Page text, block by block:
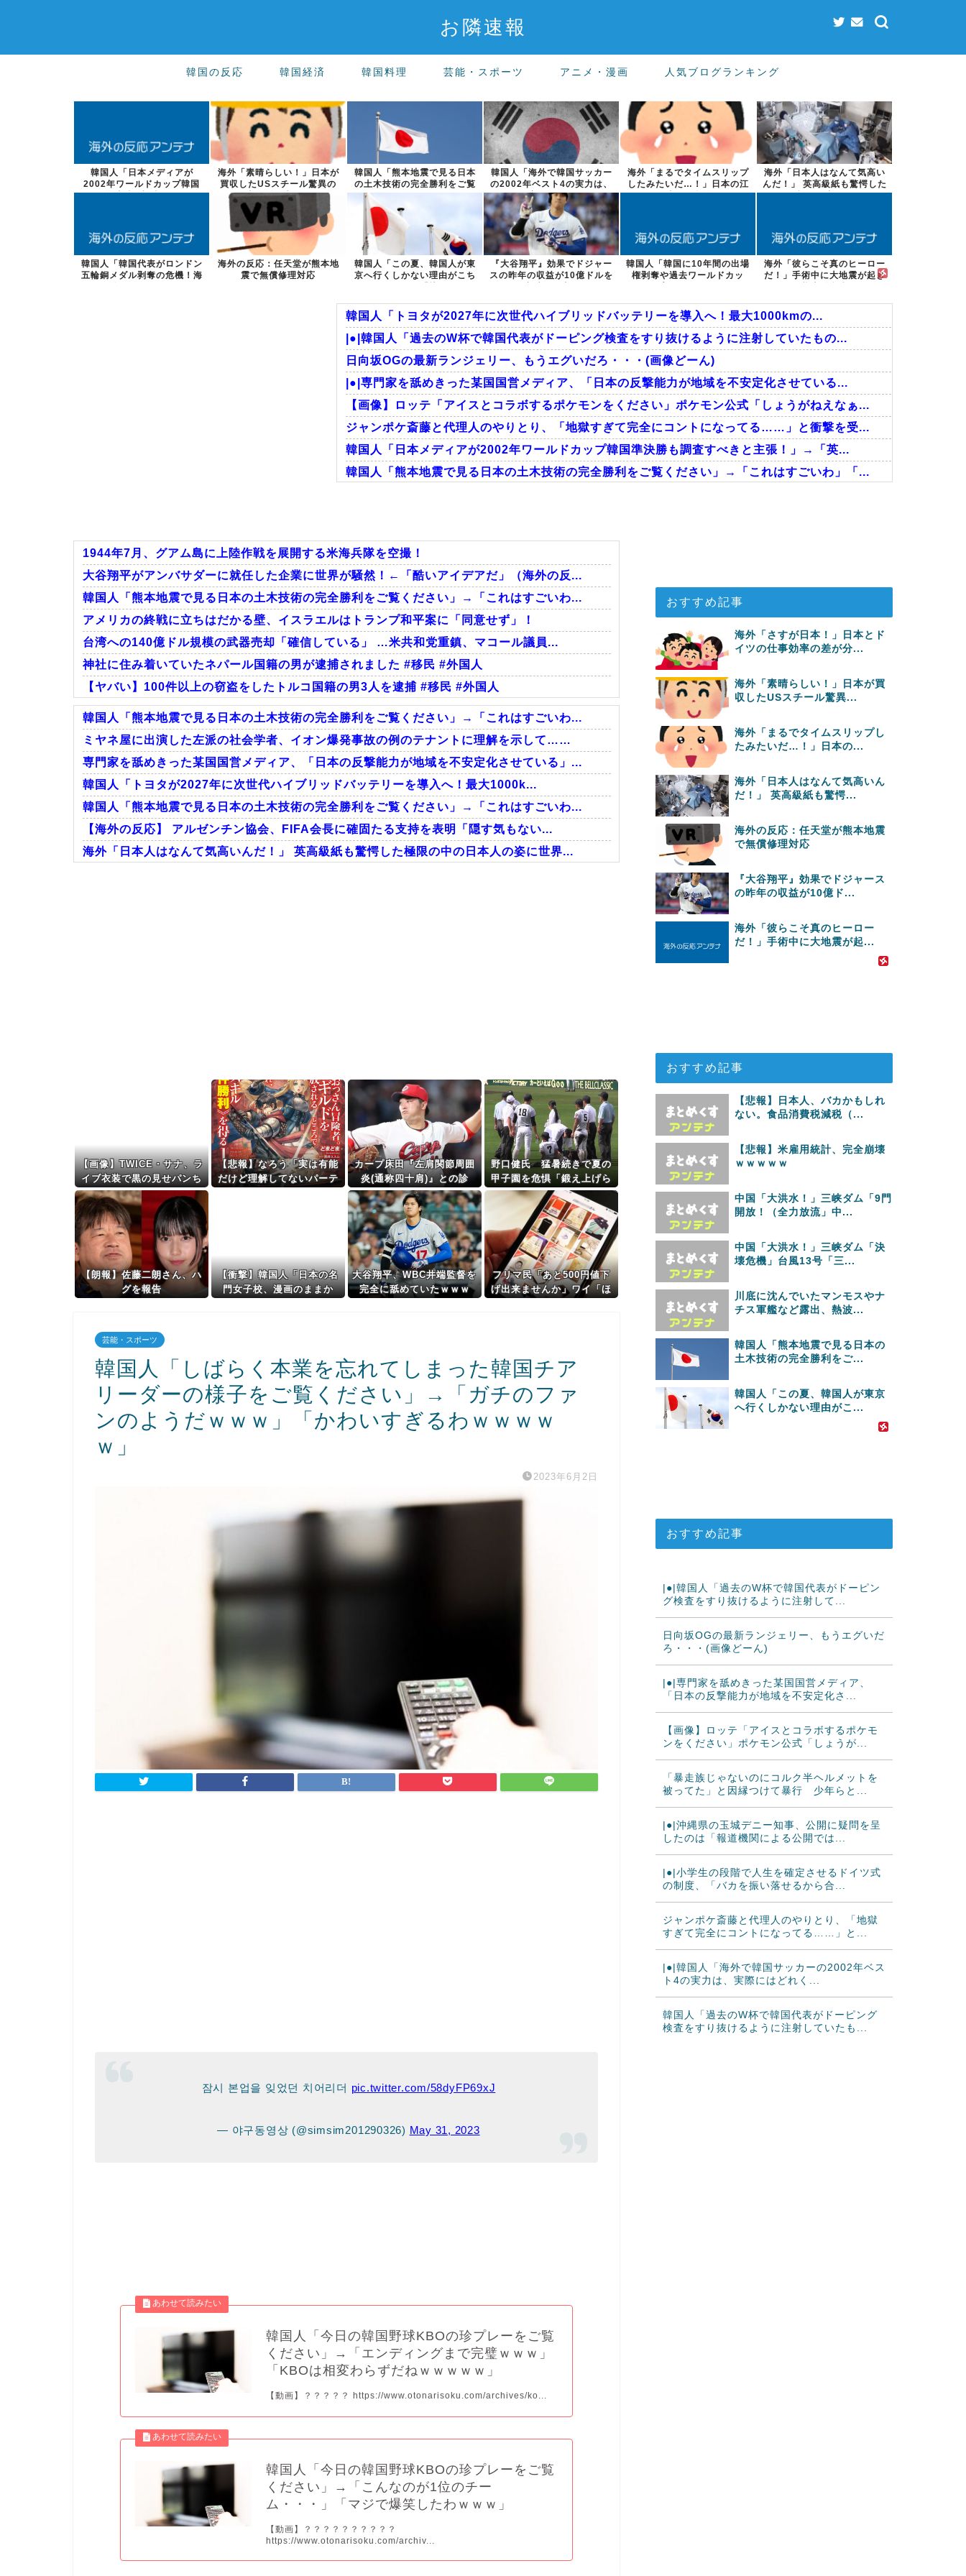
お隣速報
韓国の反応 韓国経済 韓国料理 芸能・スポーツ アニメ・漫画 人気ブログランキング
韓国人「日本メディアが
2002年ワールドカップ韓国
準決勝も調査す...
海外「素晴らしい！」日本が
買収したUSスチール驚異の
大復活に米国...
韓国人「熊本地震で見る日本
の土木技術の完全勝利をご覧
ください」→...
韓国人「海外で韓国サッカー
の2002年ベスト4の実力は、
実際には...
海外「まるでタイムスリップ
したみたいだ…！」日本の江
戸時代の街並...
海外「日本人はなんて気高い
んだ！」 英高級紙も驚愕した
極限の中の...
韓国人「韓国代表がロンドン
五輪銅メダル剥奪の危機！海
海外の反応：任天堂が熊本地
震で無償修理対応
韓国人「この夏、韓国人が東
京へ行くしかない理由がこち
『大谷翔平』効果でドジャー
スの昨年の収益が10億ドルを
韓国人「韓国に10年間の出場
権剥奪や過去ワールドカッ
海外「彼らこそ真のヒーロー
だ！」手術中に大地震が起き
韓国人「トヨタが2027年に次世代ハイブリッドバッテリーを導入へ！最大1000kmの...
|●|韓国人「過去のW杯で韓国代表がドーピング検査をすり抜けるように注射していたもの...
日向坂OGの最新ランジェリー、もうエグいだろ・・・(画像どーん)
|●|専門家を舐めきった某国国営メディア、「日本の反撃能力が地域を不安定化させている...
【画像】ロッテ「アイスとコラボするポケモンをください」ポケモン公式「しょうがねえなぁ...
ジャンポケ斎藤と代理人のやりとり、「地獄すぎて完全にコントになってる……」と衝撃を受...
韓国人「日本メディアが2002年ワールドカップ韓国準決勝も調査すべきと主張！」→「英...
韓国人「熊本地震で見る日本の土木技術の完全勝利をご覧ください」→「これはすごいわ」「...
韓国人「この夏、韓国人が東京へ行くしかない理由がこちら…」→「快適そうでめちゃくちゃ...
Powered by livedoor 相互RSS
1944年7月、グアム島に上陸作戦を展開する米海兵隊を空撮！
大谷翔平がアンバサダーに就任した企業に世界が騒然！←「酷いアイデアだ」（海外の反...
韓国人「熊本地震で見る日本の土木技術の完全勝利をご覧ください」→「これはすごいわ...
アメリカの終戦に立ちはだかる壁、イスラエルはトランプ和平案に「同意せず」！
台湾への140億ドル規模の武器売却「確信している」 …米共和党重鎮、マコール議員...
神社に住み着いていたネパール国籍の男が逮捕されました #移民 #外国人
【ヤバい】100件以上の窃盗をしたトルコ国籍の男3人を逮捕 #移民 #外国人
Powered by livedoor 相互RSS
韓国人「熊本地震で見る日本の土木技術の完全勝利をご覧ください」→「これはすごいわ...
ミヤネ屋に出演した左派の社会学者、イオン爆発事故の例のテナントに理解を示して……
専門家を舐めきった某国国営メディア、「日本の反撃能力が地域を不安定化させている」...
韓国人「トヨタが2027年に次世代ハイブリッドバッテリーを導入へ！最大1000k...
韓国人「熊本地震で見る日本の土木技術の完全勝利をご覧ください」→「これはすごいわ...
【海外の反応】 アルゼンチン協会、FIFA会長に確固たる支持を表明「隠す気もない...
海外「日本人はなんて気高いんだ！」 英高級紙も驚愕した極限の中の日本人の姿に世界...
【画像】TWICE・サナ、ラ
イブ衣装で黒の見せパンち
ら見せ
【悲報】なろう「実は有能
だけど理解してないパーテ
カープ床田『左肩関節周囲
炎(通称四十肩)』との診
断。最短での復帰も視野！
野口健氏 猛暑続きで夏の
甲子園を危惧「鍛え上げら
れた野球球児でも、危ない
のではないかな」
【朗報】佐藤二朗さん、ハ
グを報告
【衝撃】韓国人「日本の名
門女子校、漫画のままか
大谷翔平、WBC井端監督を
完全に舐めていたｗｗｗ
フリマ民「あと500円値下
げ出来ませんか」ワイ「ほ
芸能・スポーツ
韓国人「しばらく本業を忘れてしまった韓国チア
リーダーの様子をご覧ください」→「ガチのファ
ンのようだｗｗｗ」「かわいすぎるわｗｗｗｗ
ｗ」
2023年6月2日
잠시 본업을 잊었던 치어리더 pic.twitter.com/58dyFP69xJ
— 야구동영상 (@simsim201290326) May 31, 2023
韓国人「今日の韓国野球KBOの珍プレーをご覧
ください」→「エンディングまで完璧ｗｗｗ」
「KBOは相変わらずだねｗｗｗｗｗ」
【動画】？？？？？ https://www.otonarisoku.com/archives/ko...
韓国人「今日の韓国野球KBOの珍プレーをご覧
ください」→「こんなのが1位のチー
ム・・・」「マジで爆笑したわｗｗｗ」
【動画】？？？？？？？？？？
https://www.otonarisoku.com/archiv...
おすすめ記事
海外「さすが日本！」日本とド
イツの仕事効率の差が分...
海外「素晴らしい！」日本が買
収したUSスチール驚異...
海外「まるでタイムスリップし
たみたいだ…！」日本の...
海外「日本人はなんて気高いん
だ！」 英高級紙も驚愕...
海外の反応：任天堂が熊本地震
で無償修理対応
『大谷翔平』効果でドジャース
の昨年の収益が10億ド...
海外「彼らこそ真のヒーロー
だ！」手術中に大地震が起...
おすすめ記事
【悲報】日本人、バカかもしれ
ない。食品消費税減税（...
【悲報】米雇用統計、完全崩壊
ｗｗｗｗｗ
中国「大洪水！」三峡ダム「9門
開放！（全力放流」中...
中国「大洪水！」三峡ダム「決
壊危機」台風13号「三...
川底に沈んでいたマンモスやナ
チス軍艦など露出、熱波...
韓国人「熊本地震で見る日本の
土木技術の完全勝利をご...
韓国人「この夏、韓国人が東京
へ行くしかない理由がこ...
おすすめ記事
|●|韓国人「過去のW杯で韓国代表がドーピン
グ検査をすり抜けるように注射して...
日向坂OGの最新ランジェリー、もうエグいだ
ろ・・・(画像どーん)
|●|専門家を舐めきった某国国営メディア、
「日本の反撃能力が地域を不安定化さ...
【画像】ロッテ「アイスとコラボするポケモ
ンをください」ポケモン公式「しょうが...
「暴走族じゃないのにコルク半ヘルメットを
被ってた」と因縁つけて暴行 少年らと...
|●|沖縄県の玉城デニー知事、公開に疑問を呈
したのは「報道機関による公開では...
|●|小学生の段階で人生を確定させるドイツ式
の制度、「バカを振い落せるから合...
ジャンポケ斎藤と代理人のやりとり、「地獄
すぎて完全にコントになってる……」と...
|●|韓国人「海外で韓国サッカーの2002年ベス
ト4の実力は、実際にはどれく...
韓国人「過去のW杯で韓国代表がドーピング
検査をすり抜けるように注射していたも...